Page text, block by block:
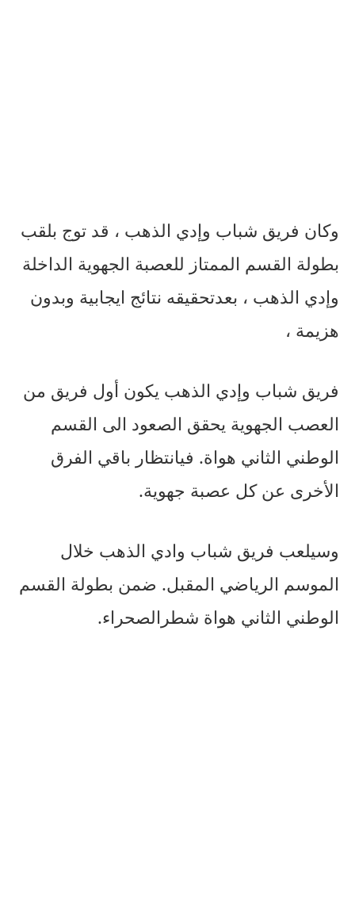
وكان فريق شباب وإدي الذهب ، قد توج بلقب
بطولة القسم الممتاز للعصبة الجهوية الداخلة
وإدي الذهب ، بعدتحقيقه نتائج ايجابية وبدون
هزيمة ،
فريق شباب وإدي الذهب يكون أول فريق من
العصب الجهوية يحقق الصعود الى القسم
الوطني الثاني هواة. فيانتظار باقي الفرق
الأخرى عن كل عصبة جهوية.
وسيلعب فريق شباب وادي الذهب خلال
الموسم الرياضي المقبل. ضمن بطولة القسم
الوطني الثاني هواة شطر الصحراء.